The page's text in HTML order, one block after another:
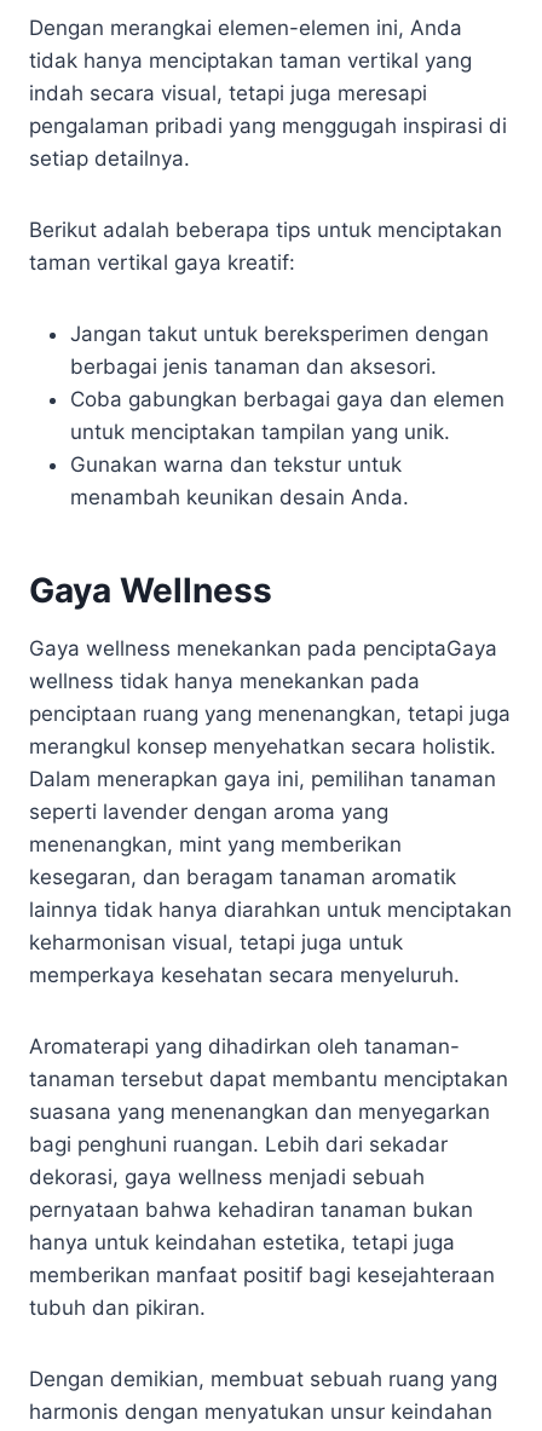
Dengan merangkai elemen-elemen ini, Anda
tidak hanya menciptakan taman vertikal yang
indah secara visual, tetapi juga meresapi
pengalaman pribadi yang menggugah inspirasi di
setiap detailnya.
Berikut adalah beberapa tips untuk menciptakan
taman vertikal gaya kreatif:
Jangan takut untuk bereksperimen dengan
berbagai jenis tanaman dan aksesori.
Coba gabungkan berbagai gaya dan elemen
untuk menciptakan tampilan yang unik.
Gunakan warna dan tekstur untuk
menambah keunikan desain Anda.
Gaya Wellness
Gaya wellness menekankan pada penciptaGaya
wellness tidak hanya menekankan pada
penciptaan ruang yang menenangkan, tetapi juga
merangkul konsep menyehatkan secara holistik.
Dalam menerapkan gaya ini, pemilihan tanaman
seperti lavender dengan aroma yang
menenangkan, mint yang memberikan
kesegaran, dan beragam tanaman aromatik
lainnya tidak hanya diarahkan untuk menciptakan
keharmonisan visual, tetapi juga untuk
memperkaya kesehatan secara menyeluruh.
Aromaterapi yang dihadirkan oleh tanaman-
tanaman tersebut dapat membantu menciptakan
suasana yang menenangkan dan menyegarkan
bagi penghuni ruangan. Lebih dari sekadar
dekorasi, gaya wellness menjadi sebuah
pernyataan bahwa kehadiran tanaman bukan
hanya untuk keindahan estetika, tetapi juga
memberikan manfaat positif bagi kesejahteraan
tubuh dan pikiran.
Dengan demikian, membuat sebuah ruang yang
harmonis dengan menyatukan unsur keindahan